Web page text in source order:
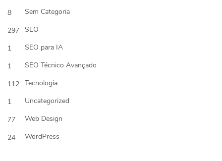
8
Sem Categoria
297 SEO
1
SEO para IA
1
SEO Técnico Avançado
112 Tecnologia
1
Uncategorized
77
Web Design
24
WordPress